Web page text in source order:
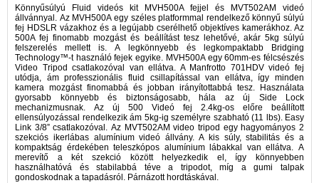
Könnyűsúlyú Fluid videós kit MVH500A fejjel és MVT502AM videó
állvánnyal. Az MVH500A egy széles platformmal rendelkező könnyű súlyú
fej HDSLR vázakhoz és a legújabb cserélhető objektíves kamerákhoz. Az
500A fej finomabb mozgást és beállítást tesz lehetővé, akár 5kg súlyú
felszerelés mellett is. A legkönnyebb és legkompaktabb Bridging
Technology™-t használó fejek egyike. MVH500A egy 60mm-es félcsészés
Video Tripod csatlakozóval van ellátva. A Manfrotto 701HDV videó fej
utódja, ám professzionális fluid csillapítással van ellátva, így minden
kamera mozgást finomabbá és jobban irányítottabbá tesz. Használata
gyorsabb könnyebb és biztonságosabb, hála az új Side Lock
mechanizmusnak. Az új 500 Videó fej 2.4kg-os előre beállított
ellensúlyozással rendelkezik ám 5kg-ig személyre szabható (11 lbs). Easy
Link 3/8” csatlakozóval. Az MVT502AM video tripod egy hagyományos 2
szekciós ikerlábas alumínium videó állvány. A kis súly, stabilitás és a
kompaktság érdekében teleszkópos alumínium lábakkal van ellátva. A
merevítő a két szekció között helyezkedik el, így könnyebben
használhatóvá és stabilabbá téve a tripodot, míg a gumi talpak
gondoskodnak a tapadásról. Párnázott hordtáskával.